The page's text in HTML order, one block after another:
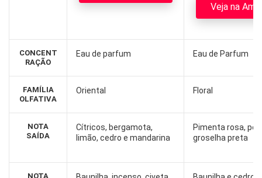
CONCENT
RAÇÃO
FAMÍLIA
OLFATIVA
NOTA
SAÍDA
NOTA
Eau de parfum
Oriental
Cítricos, bergamota,
limão, cedro e mandarina
Veja na
Eau de Parfum
Floral
Pimenta rosa,
groselha preta